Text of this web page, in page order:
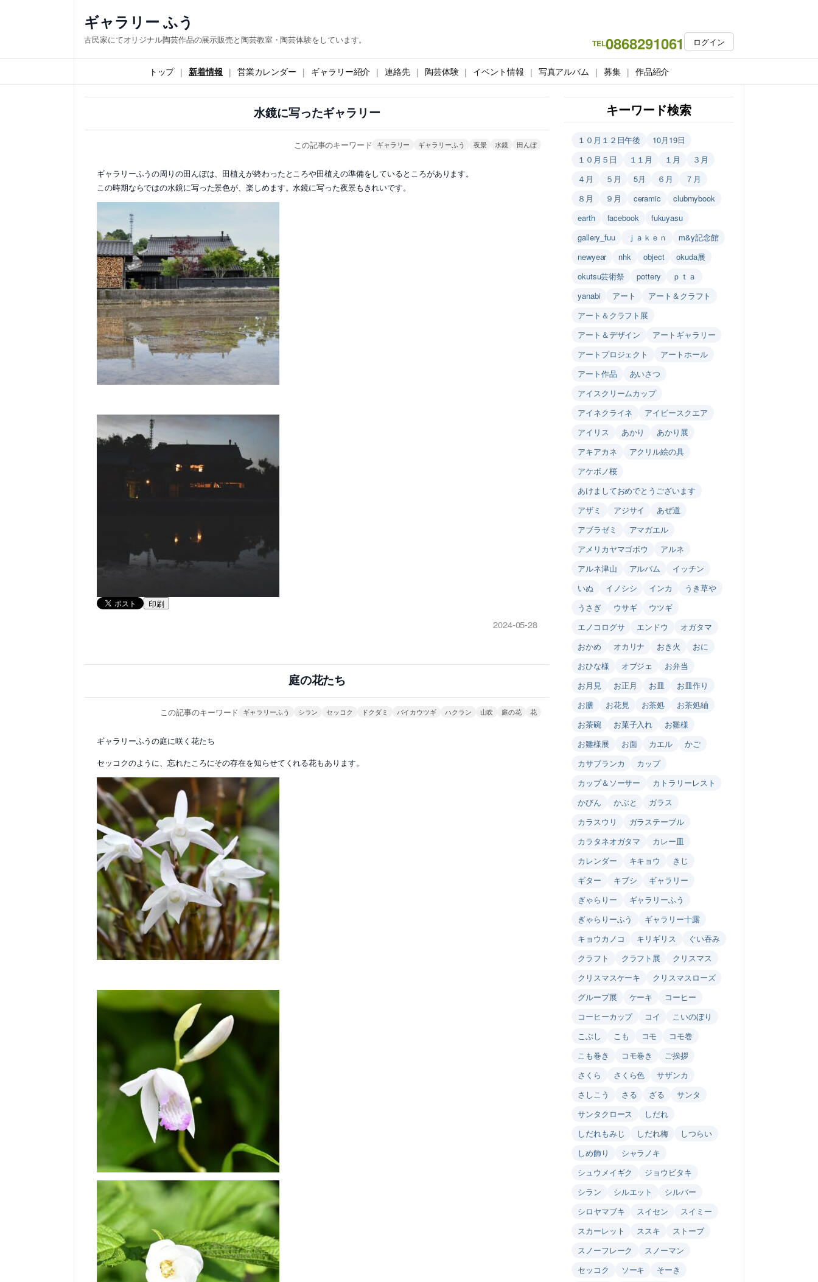
ス
キ
ギャラリー ふう
古民家にてオリジナル陶芸作品の展示販売と陶芸教室・陶芸体験をしています。 TEL0868291061 ログイン
トップ 新着情報 営業カレンダー ギャラリー紹介 連絡先 陶芸体験 イベント情報 写真アルバム 募集 作品紹介
水鏡に写ったギャラリー
この記事のキーワード ギャラリー ギャラリーふう 夜景 水鏡 田んぼ
ギャラリーふうの周りの田んぼは、田植えが終わったところや田植えの準備をしているところがあります。
この時期ならではの水鏡に写った景色が、楽しめます。水鏡に写った夜景もきれいです。
印刷
2024-05-28
庭の花たち
この記事のキーワード ギャラリーふう シラン セッコク ドクダミ バイカウツギ ハクラン 山吹 庭の花 花
ギャラリーふうの庭に咲く花たち
セッコクのように、忘れたころにその存在を知らせてくれる花もあります。
キーワード検索
１０月１２日午後
10月19日
１０月５日
１１月 １月
３月
４月
５月 5月 ６月
７月
８月
９月 ceramic
clubmybook
earth
facebook
fukuyasu
gallery_fuu
ｊａｋｅｎ
m&y記念館
newyear
nhk object
okuda展
okutsu芸術祭
pottery
ｐｔａ
yanabi
アート
アート＆クラフト
アート＆クラフト展
アート＆デザイン
アートギャラリー
アートプロジェクト
アートホール
アート作品
あいさつ
アイスクリームカップ
アイネクライネ
アイビースクエア
アイリス
あかり
あかり展
アキアカネ
アクリル絵の具
アケボノ桜
あけましておめでとうございます
アザミ
アジサイ
あぜ道
アブラゼミ
アマガエル
アメリカヤマゴボウ
アルネ
アルネ津山
アルバム
イッチン
いぬ
イノシシ インカ
うき草や
うさぎ
ウサギ
ウツギ
エノコログサ
エンドウ
オガタマ
おかめ
オカリナ おき火
おに
おひな様
オブジェ
お弁当
お月見
お正月 お皿
お皿作り
お膳
お花見 お茶処
お茶処紬
お茶碗
お菓子入れ
お雛様
お雛様展
お面 カエル
かご
カサブランカ
カップ
カップ＆ソーサー
カトラリーレスト
かびん
かぶと
ガラス
カラスウリ
ガラステーブル
カラタネオガタマ
カレー皿
カレンダー
キキョウ
きじ
ギター
キブシ
ギャラリー
ぎゃらりー
ギャラリーふう
ぎゃらりーふう
ギャラリー十露
キョウカノコ
キリギリス
ぐい吞み
クラフト
クラフト展
クリスマス
クリスマスケーキ
クリスマスローズ
グループ展
ケーキ
コーヒー
コーヒーカップ
コイ
こいのぼり
こぶし
こも コモ
コモ巻
こも巻き
コモ巻き
ご挨拶
さくら
さくら色
サザンカ
さしこう
さる ざる
サンタ
サンタクロース
しだれ
しだれもみじ
しだれ梅
しつらい
しめ飾り
シャラノキ
シュウメイギク
ジョウビタキ
シラン
シルエット
シルバー
シロヤマブキ
スイセン
スイミー
スカーレット
ススキ
ストーブ
スノーフレーク
スノーマン
セッコク
ソーキ
そーき